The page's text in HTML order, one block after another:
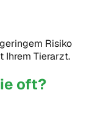
Risiko
Ihrem Tierarzt.
oft?